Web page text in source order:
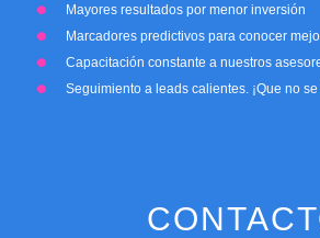
Mayores resultados por menor inversión
Marcadores predictivos para conocer
Capacitación constante a nuestros
Seguimiento a leads calientes. ¡Que no